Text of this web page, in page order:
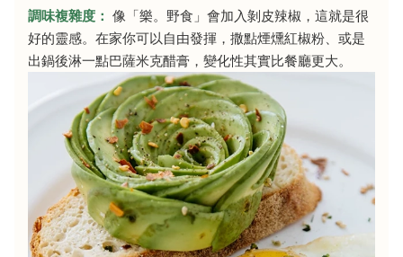
調味複雜度： 像「樂。野食」會加入剝皮辣椒，這就是很
好的靈感。在家你可以自由發揮，撒點煙燻紅椒粉、或是
出鍋後淋一點巴薩米克醋膏，變化性其實比餐廳更大。